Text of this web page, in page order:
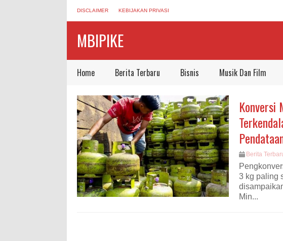
DISCLAIMER KEBIJAKAN PRIVASI
MBIPIKE
Home Berita Terbaru Bisnis Musik Dan Film
Konversi
Berita
3 kg paling
Min...